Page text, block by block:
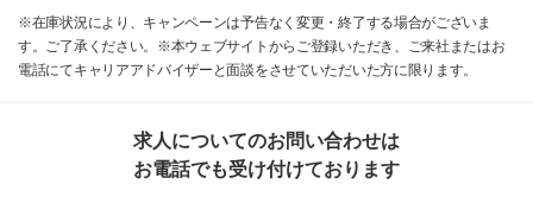
※在庫状況により、キャンペーンは予告なく変更・終了する場合がございま
す。ご了承ください。※本ウェブサイトからご登録いただき、ご来社またはお
電話にてキャリアアドバイザーと面談をさせていただいた方に限ります。
求人についてのお問い合わせは
お電話でも受け付けております